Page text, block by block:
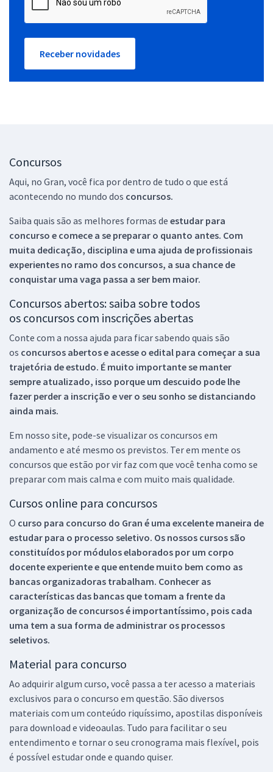
Receber novidades
Concursos
Aqui, no Gran, você fica por dentro de tudo o que está
acontecendo no mundo dos concursos.
Saiba quais são as melhores formas de estudar para
concurso e comece a se preparar o quanto antes. Com
muita dedicação, disciplina e uma ajuda de profissionais
experientes no ramo dos concursos, a sua chance de
conquistar uma vaga passa a ser bem maior.
Concursos abertos: saiba sobre todos
os concursos com inscrições abertas
Conte com a nossa ajuda para ficar sabendo quais são
os concursos abertos e acesse o edital para começar a sua
trajetória de estudo. É muito importante se manter
sempre atualizado, isso porque um descuido pode lhe
fazer perder a inscrição e ver o seu sonho se distanciando
ainda mais.
Em nosso site, pode-se visualizar os concursos em
andamento e até mesmo os previstos. Ter em mente os
concursos que estão por vir faz com que você tenha como se
preparar com mais calma e com muito mais qualidade.
Cursos online para concursos
O curso para concurso do Gran é uma excelente maneira de
estudar para o processo seletivo. Os nossos cursos são
constituídos por módulos elaborados por um corpo
docente experiente e que entende muito bem como as
bancas organizadoras trabalham. Conhecer as
características das bancas que tomam a frente da
organização de concursos é importantíssimo, pois cada
uma tem a sua forma de administrar os processos
seletivos.
Material para concurso
Ao adquirir algum curso, você passa a ter acesso a materiais
exclusivos para o concurso em questão. São diversos
materiais com um conteúdo riquíssimo, apostilas disponíveis
para download e videoaulas. Tudo para facilitar o seu
entendimento e tornar o seu cronograma mais flexível, pois
é possível estudar onde e quando quiser.